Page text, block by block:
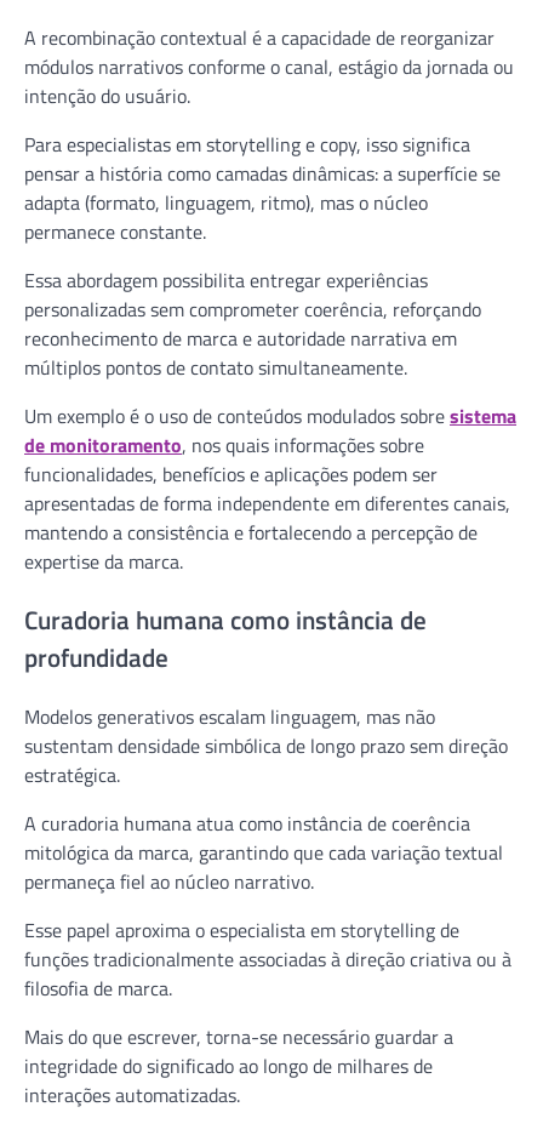
A recombinação contextual é a capacidade de reorganizar
módulos narrativos conforme o canal, estágio da jornada ou
intenção do usuário.
Para especialistas em storytelling e copy, isso significa
pensar a história como camadas dinâmicas: a superfície se
adapta (formato, linguagem, ritmo), mas o núcleo
permanece constante.
Essa abordagem possibilita entregar experiências
personalizadas sem comprometer coerência, reforçando
reconhecimento de marca e autoridade narrativa em
múltiplos pontos de contato simultaneamente.
Um exemplo é o uso de conteúdos modulados sobresistema
de monitoramento, nos quais informações sobre
funcionalidades, benefícios e aplicações podem ser
apresentadas de forma independente em diferentes canais,
mantendo a consistência e fortalecendo a percepção de
expertise da marca.
Curadoria humana como instância de
profundidade
Modelos generativos escalam linguagem, mas não
sustentam densidade simbólica de longo prazo sem direção
estratégica.
A curadoria humana atua como instância de coerência
mitológica da marca, garantindo que cada variação textual
permaneça fiel ao núcleo narrativo.
Esse papel aproxima o especialista em storytelling de
funções tradicionalmente associadas à direção criativa ou à
filosofia de marca.
Mais do que escrever, torna-se necessário guardar a
integridade do significado ao longo de milhares de
interações automatizadas.